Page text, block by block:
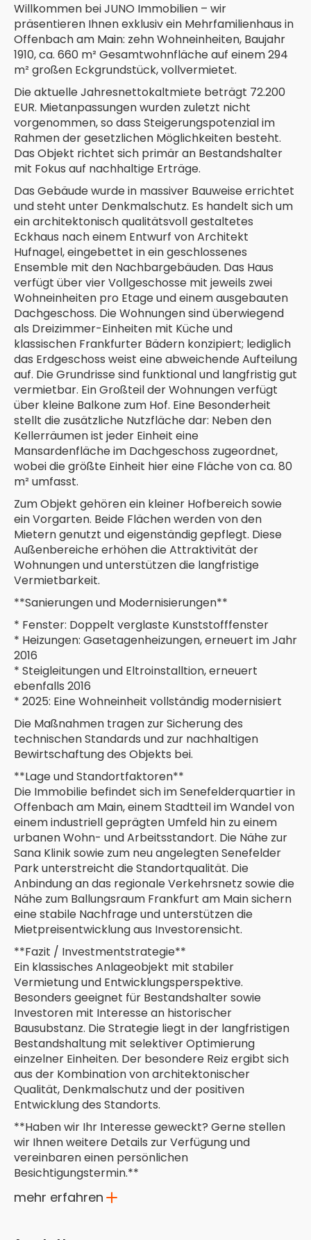
Willkommen bei JUNO Immobilien – wir
präsentieren Ihnen exklusiv ein Mehrfamilienhaus in
Offenbach am Main: zehn Wohneinheiten, Baujahr
1910, ca. 660 m² Gesamtwohnfläche auf einem 294
m² großen Eckgrundstück, vollvermietet.
Die aktuelle Jahresnettokaltmiete beträgt 72.200
EUR. Mietanpassungen wurden zuletzt nicht
vorgenommen, so dass Steigerungspotenzial im
Rahmen der gesetzlichen Möglichkeiten besteht.
Das Objekt richtet sich primär an Bestandshalter
mit Fokus auf nachhaltige Erträge.
Das Gebäude wurde in massiver Bauweise errichtet
und steht unter Denkmalschutz. Es handelt sich um
ein architektonisch qualitätsvoll gestaltetes
Eckhaus nach einem Entwurf von Architekt
Hufnagel, eingebettet in ein geschlossenes
Ensemble mit den Nachbargebäuden. Das Haus
verfügt über vier Vollgeschosse mit jeweils zwei
Wohneinheiten pro Etage und einem ausgebauten
Dachgeschoss. Die Wohnungen sind überwiegend
als Dreizimmer-Einheiten mit Küche und
klassischen Frankfurter Bädern konzipiert; lediglich
das Erdgeschoss weist eine abweichende Aufteilung
auf. Die Grundrisse sind funktional und langfristig gut
vermietbar. Ein Großteil der Wohnungen verfügt
über kleine Balkone zum Hof. Eine Besonderheit
stellt die zusätzliche Nutzfläche dar: Neben den
Kellerräumen ist jeder Einheit eine
Mansardenfläche im Dachgeschoss zugeordnet,
wobei die größte Einheit hier eine Fläche von ca. 80
m² umfasst.
Zum Objekt gehören ein kleiner Hofbereich sowie
ein Vorgarten. Beide Flächen werden von den
Mietern genutzt und eigenständig gepflegt. Diese
Außenbereiche erhöhen die Attraktivität der
Wohnungen und unterstützen die langfristige
Vermietbarkeit.
**Sanierungen und Modernisierungen**
* Fenster: Doppelt verglaste Kunststofffenster
* Heizungen: Gasetagenheizungen, erneuert im Jahr
2016
* Steigleitungen und Eltroinstalltion, erneuert
ebenfalls 2016
* 2025: Eine Wohneinheit vollständig modernisiert
Die Maßnahmen tragen zur Sicherung des
technischen Standards und zur nachhaltigen
Bewirtschaftung des Objekts bei.
**Lage und Standortfaktoren**
Die Immobilie befindet sich im Senefelderquartier in
Offenbach am Main, einem Stadtteil im Wandel von
einem industriell geprägten Umfeld hin zu einem
urbanen Wohn- und Arbeitsstandort. Die Nähe zur
Sana Klinik sowie zum neu angelegten Senefelder
Park unterstreicht die Standortqualität. Die
Anbindung an das regionale Verkehrsnetz sowie die
Nähe zum Ballungsraum Frankfurt am Main sichern
eine stabile Nachfrage und unterstützen die
Mietpreisentwicklung aus Investorensicht.
**Fazit / Investmentstrategie**
Ein klassisches Anlageobjekt mit stabiler
Vermietung und Entwicklungsperspektive.
Besonders geeignet für Bestandshalter sowie
Investoren mit Interesse an historischer
Bausubstanz. Die Strategie liegt in der langfristigen
Bestandshaltung mit selektiver Optimierung
einzelner Einheiten. Der besondere Reiz ergibt sich
aus der Kombination von architektonischer
Qualität, Denkmalschutz und der positiven
Entwicklung des Standorts.
**Haben wir Ihr Interesse geweckt? Gerne stellen
wir Ihnen weitere Details zur Verfügung und
vereinbaren einen persönlichen
Besichtigungstermin.**
mehr erfahren